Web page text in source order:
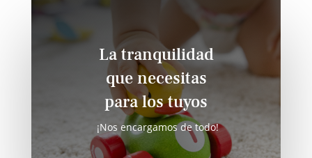
La tranquilidad
que necesitas
para los tuyos
¡Nos encargamos de todo!